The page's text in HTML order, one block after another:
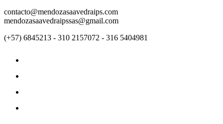
contacto@mendozasaavedraips.com
mendozasaavedraipssas@gmail.com
(+57) 6845213 - 310 2157072 - 316 5404981